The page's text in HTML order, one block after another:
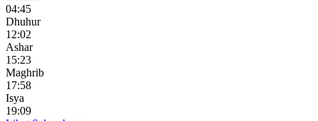
04:45
Dhuhur
12:02
Ashar
15:23
Maghrib
17:58
Isya
19:09